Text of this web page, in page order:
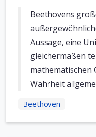
Beethovens
Aussage, eine
gleichermaßen
mathematischen
Wahrheit
Beethoven